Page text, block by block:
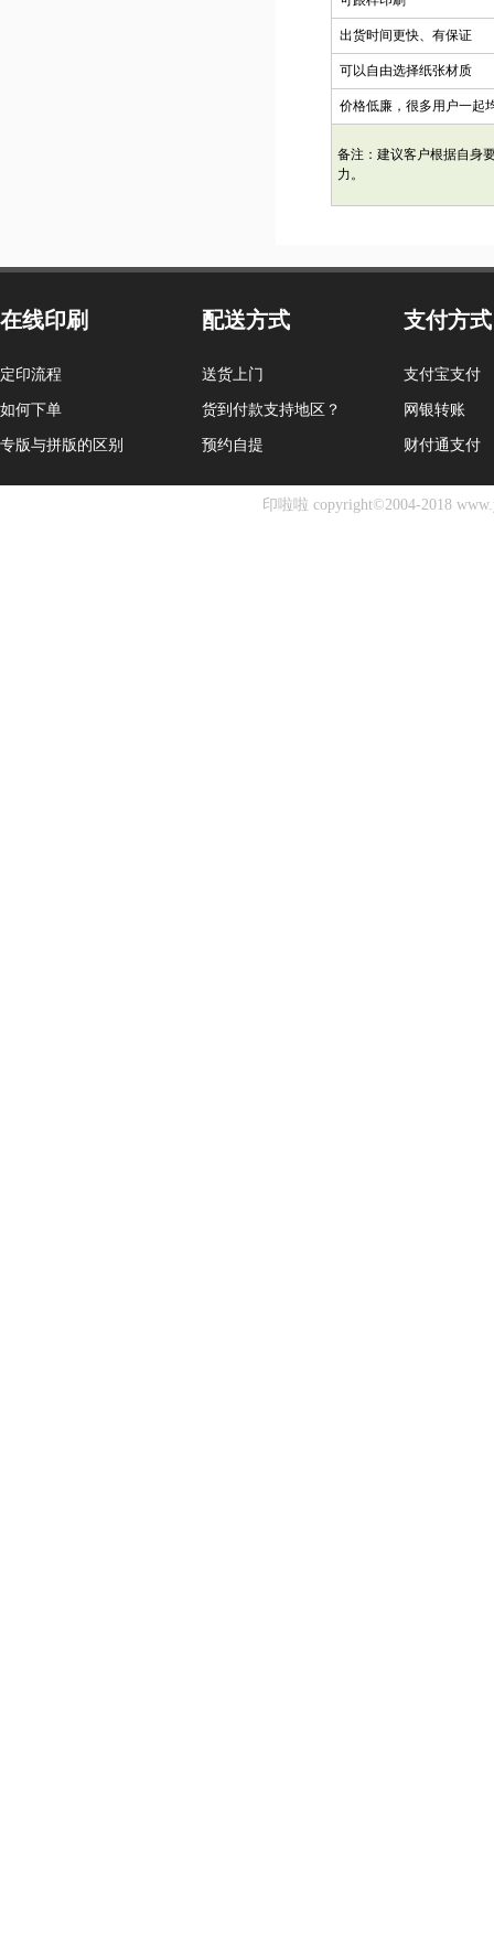
出货时间更快、有保证
可以自由选择纸张材质
价格低廉，很多用户一起
备注：建议客户根据自身
力。
在线印刷
定印流程
如何下单
专版与拼版的区别
配送方式
送货上门
货到付款支持地区？
预约自提
支付方式
支付宝支付
网银转账
财付通支付
印啦啦 copyright©2004-2018